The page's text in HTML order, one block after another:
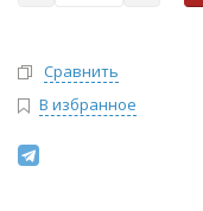
Сравнить
В избранное